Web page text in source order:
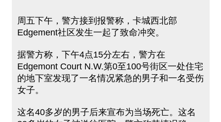
周五下午，警方接到报警称，卡城西北部
Edgement社区发生一起了致命冲突。
据警方称，下午4点15分左右，警方在
Edgemont Court N.W.第0至100号街区一处住宅
的地下室发现了一名情况紧急的男子和一名受伤
女子。
这名40多岁的男子后来宣布为当场死亡。这名